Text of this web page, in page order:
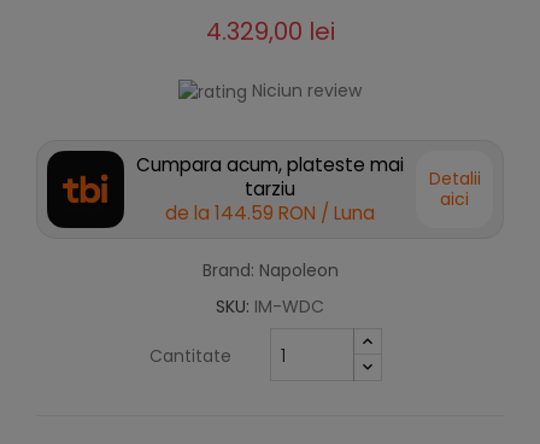
4.329,00 lei
Niciun review
Cumpara acum, plateste mai
tarziu
de la 144.59 RON / Luna
Detalii
aici
Brand: Napoleon
SKU: IM-WDC
Cantitate